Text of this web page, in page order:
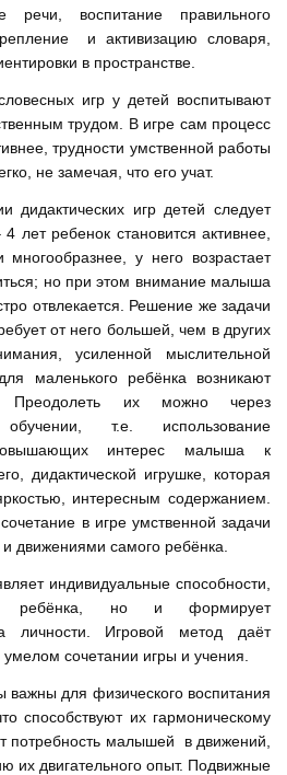
речи, воспитание правильного
и активизацию словаря,
в пространстве.
игр у детей воспитывают
трудом. В игре сам процесс
трудности умственной работы
не замечая, что его учат.
игр детей следует
лет ребенок становится активнее,
у него возрастает
но при этом внимание малыша
отвлекается. Решение же задачи
от него большей, чем в других
усиленной мыслительной
маленького ребёнка возникают
Преодолеть их можно через
т.е. использование
интерес малыша к
дидактической игрушке, которая
интересным содержанием.
в игре умственной задачи
движениями самого ребёнка.
индивидуальные способности,
ребёнка, но и формирует
личности. Игровой метод даёт
сочетании игры и учения.
важны для физического воспитания
способствуют их гармоническому
потребность малышей в движений,
их двигательного опыт. Подвижные